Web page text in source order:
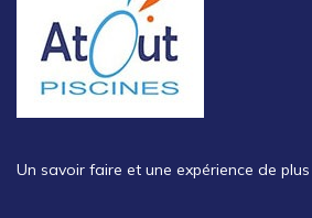
Un savoir faire et une expérience de